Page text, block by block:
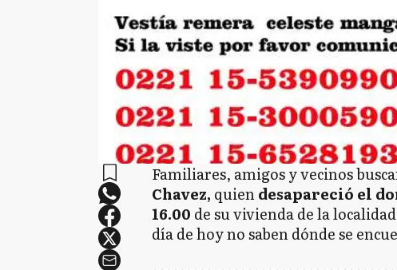
Familiares, amigos y vecinos
Chavez, quiendesapareció el
16.00 de su vivienda de la
día de hoy no saben dónde se